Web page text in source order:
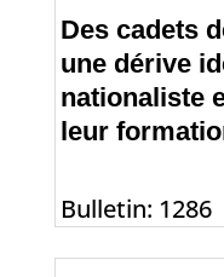
Des cadets
une dérive
nationaliste
leur
Bulletin: 1286